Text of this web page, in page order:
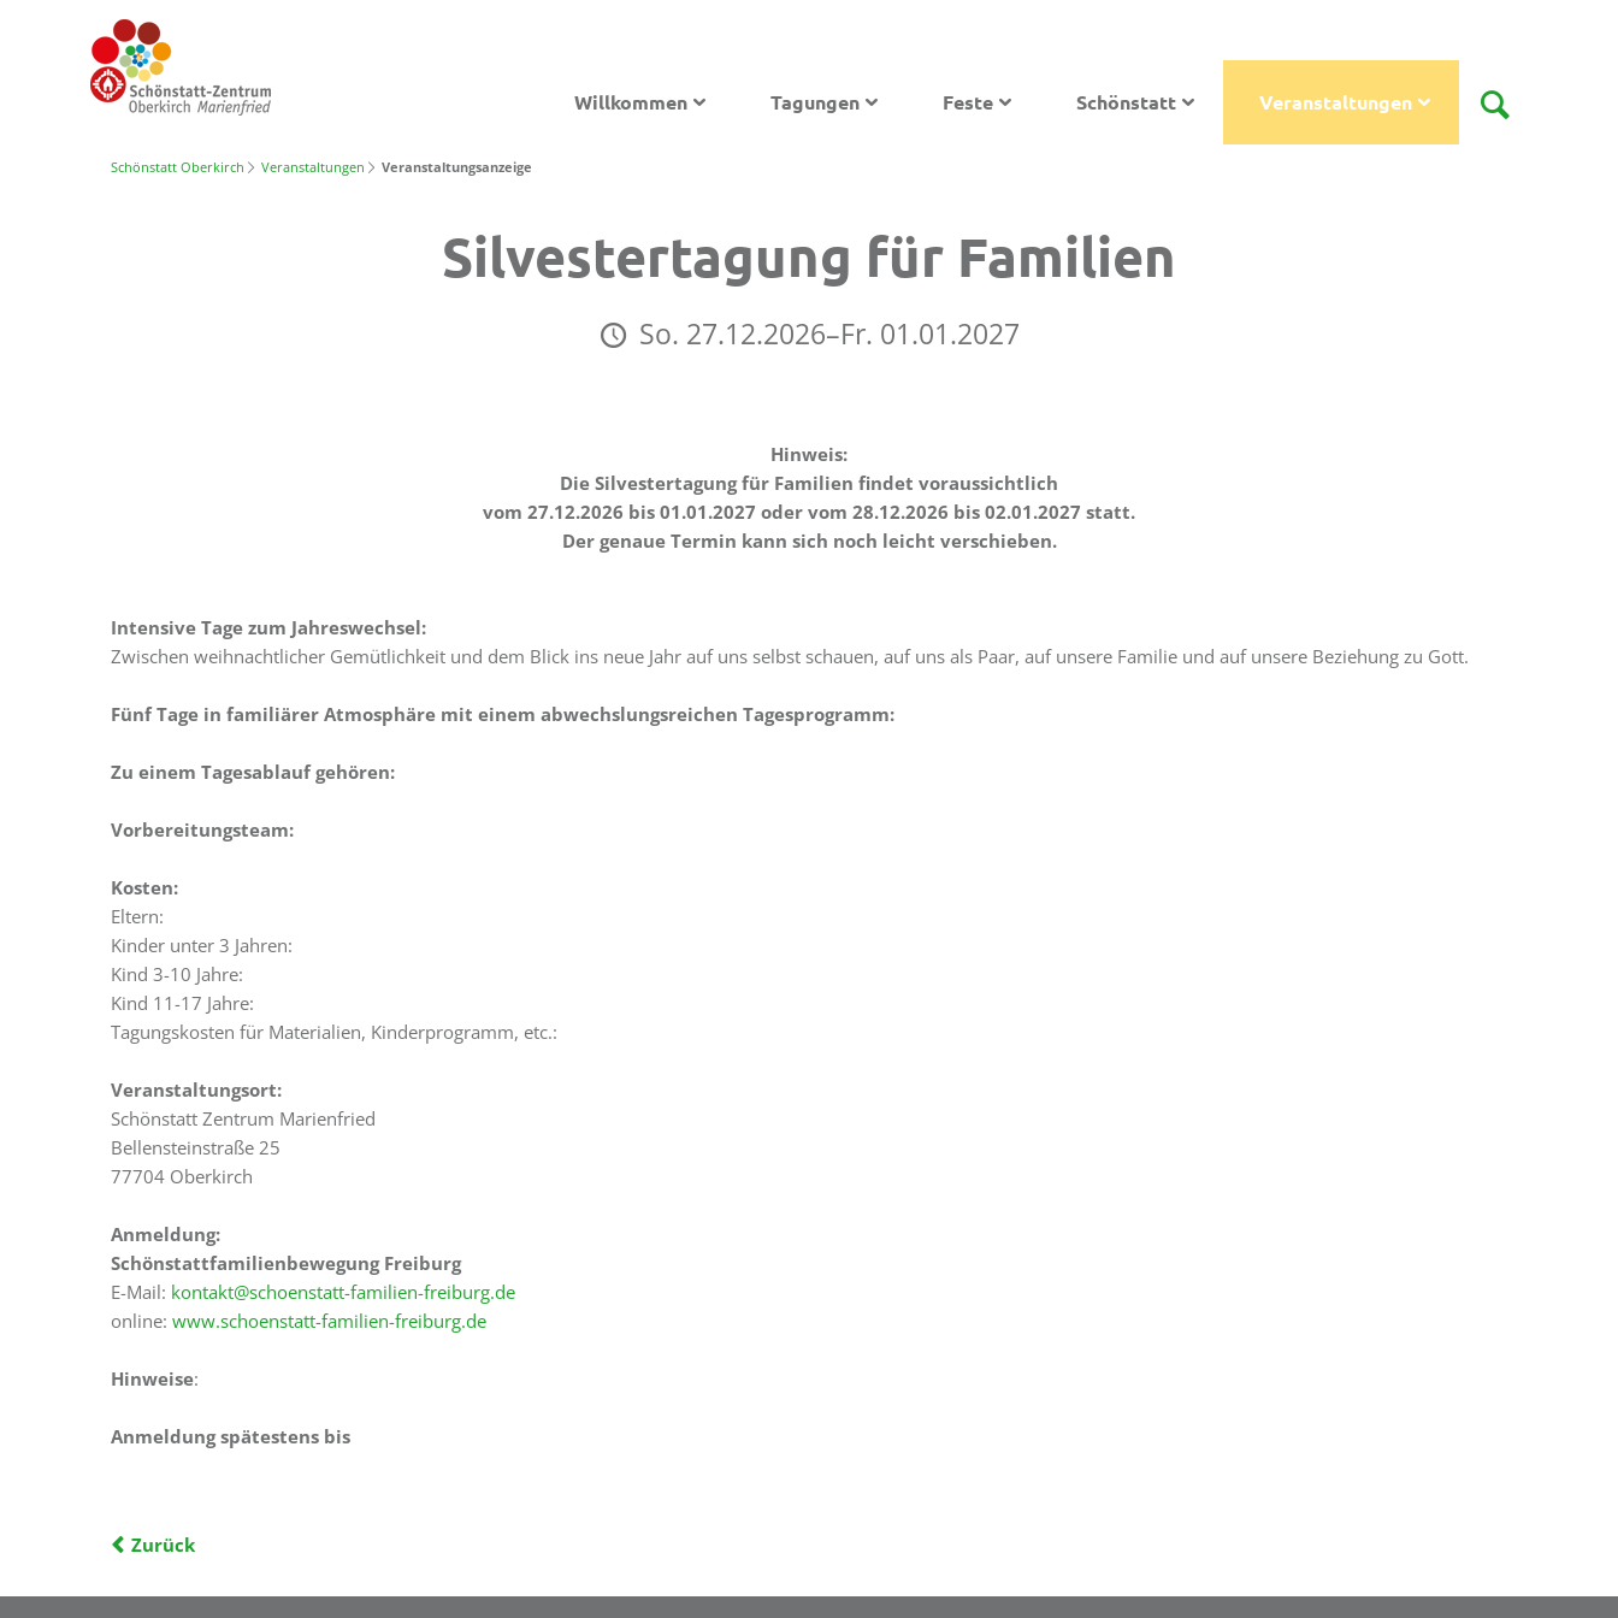
Willkommen Tagungen Feste Schönstatt Veranstaltungen
Schönstatt Oberkirch Veranstaltungen Veranstaltungsanzeige
Silvestertagung für Familien
So. 27.12.2026–Fr. 01.01.2027
Hinweis:
Die Silvestertagung für Familien findet voraussichtlich
vom 27.12.2026 bis 01.01.2027 oder vom 28.12.2026 bis 02.01.2027 statt.
Der genaue Termin kann sich noch leicht verschieben.
Intensive Tage zum Jahreswechsel:
Zwischen weihnachtlicher Gemütlichkeit und dem Blick ins neue Jahr auf uns selbst schauen, auf uns als Paar, auf unsere Familie und auf unsere Beziehung zu Gott.
Fünf Tage in familiärer Atmosphäre mit einem abwechslungsreichen Tagesprogramm:
Zu einem Tagesablauf gehören:
Vorbereitungsteam:
Kosten:
Eltern:
Kinder unter 3 Jahren:
Kind 3-10 Jahre:
Kind 11-17 Jahre:
Tagungskosten für Materialien, Kinderprogramm, etc.:
Veranstaltungsort:
Schönstatt Zentrum Marienfried
Bellensteinstraße 25
77704 Oberkirch
Anmeldung:
Schönstattfamilienbewegung Freiburg
E-Mail: kontakt@schoenstatt-familien-freiburg.de
online: www.schoenstatt-familien-freiburg.de
Hinweise:
Anmeldung spätestens bis
Zurück